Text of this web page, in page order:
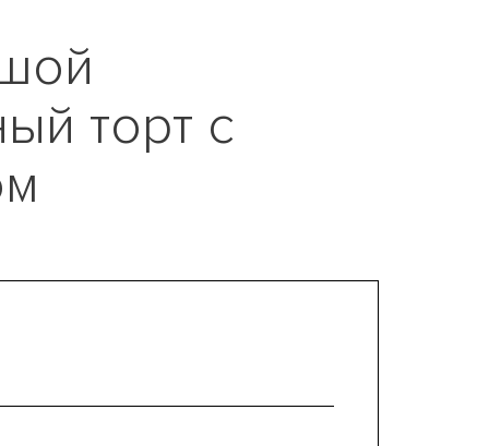
торт с